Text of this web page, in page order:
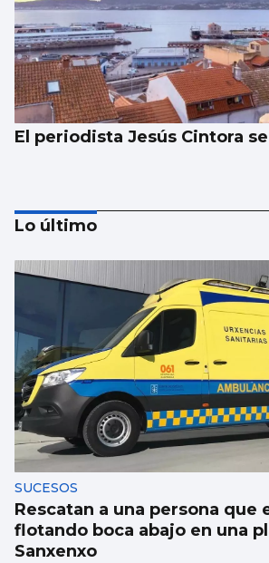
El periodista Jesús Cintora
Ariana Grande explica su
escenarios: "Hace falta
Lo último
SUCESOS
Rescatan a una persona que
flotando boca abajo en una
Sanxenxo